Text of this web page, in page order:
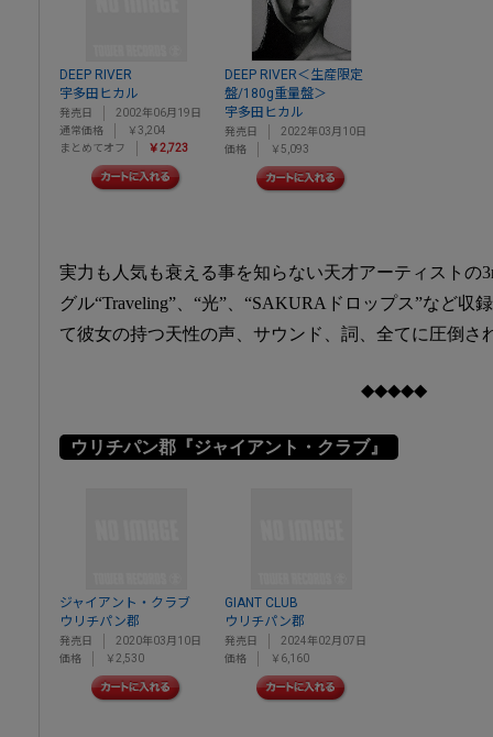
DEEP RIVER
宇多田ヒカル
発売日
2002年06月19日
通常価格
￥3,204
まとめてオフ
￥2,723
DEEP RIVER＜生産限定
盤/180g重量盤＞
宇多田ヒカル
発売日
2022年03月10日
価格
￥5,093
実力も人気も衰える事を知らない天才アーティストの
グル“Traveling”、“光”、“SAKURAドロップス”など収
て彼女の持つ天性の声、サウンド、詞、全てに圧倒さ
◆◆◆◆◆
ウリチパン郡『ジャイアント・クラブ』
ジャイアント・クラブ
ウリチパン郡
発売日
2020年03月10日
価格
￥2,530
GIANT CLUB
ウリチパン郡
発売日
2024年02月07日
価格
￥6,160